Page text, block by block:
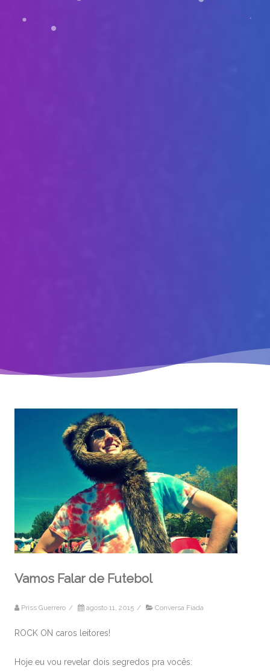
Vamos Falar de Futebol
Priss Guerrero / agosto 11, 2015 / Conversa Fiada
ROCK ON caros leitores!
Hoje eu vou revelar dois segredos pra vocês: